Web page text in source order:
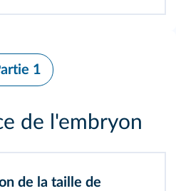
1
de l'embryon
de la taille de